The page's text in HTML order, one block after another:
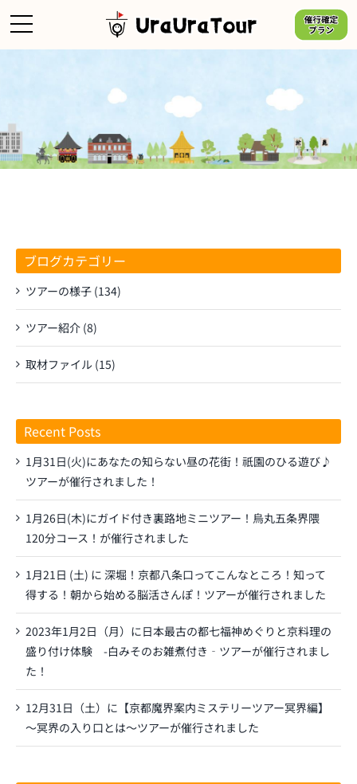
ブログカテゴリー
ツアーの様子 (134)
ツアー紹介 (8)
取材ファイル (15)
Recent Posts
1月31日(火)にあなたの知らない昼の花街！祇園のひる遊び♪
ツアーが催行されました！
1月26日(木)にガイド付き裏路地ミニツアー！烏丸五条界隈
120分コース！が催行されました
1月21日 (土) に 深堀！京都八条口ってこんなところ！知って
得する！朝から始める脳活さんぽ！ツアーが催行されました
2023年1月2日（月）に日本最古の都七福神めぐりと京料理の
盛り付け体験 -白みそのお雑煮付き‐ツアーが催行されまし
た！
12月31日（土）に【京都魔界案内ミステリーツアー冥界編】
～冥界の入り口とは～ツアーが催行されました